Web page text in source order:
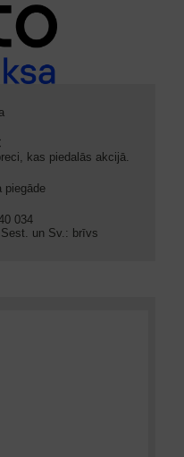
kas piedalās akcijā.
piegāde
034
un Sv.: brīvs